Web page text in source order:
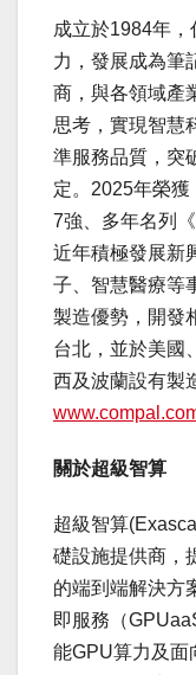
成立於1984年
力，發展成為筆
商，與各領域產
思考，實現智慧
準服務品質，突
定。2025年榮
7強、多年名列
近年積極發展新
子、智慧醫療等
製造優勢，開發
台北，並於美國
西及波蘭設有製
關於超級智算
超級智算
礎設施提供商，
的端到端解決方
即服務（
能GPU算力及面